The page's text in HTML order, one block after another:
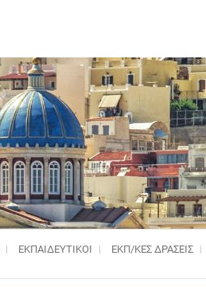
ΕΚΠΑΙΔΕΥΤΙΚΟΙ ΕΚΠ/ΚΕΣ ΔΡΑΣΕΙΣ